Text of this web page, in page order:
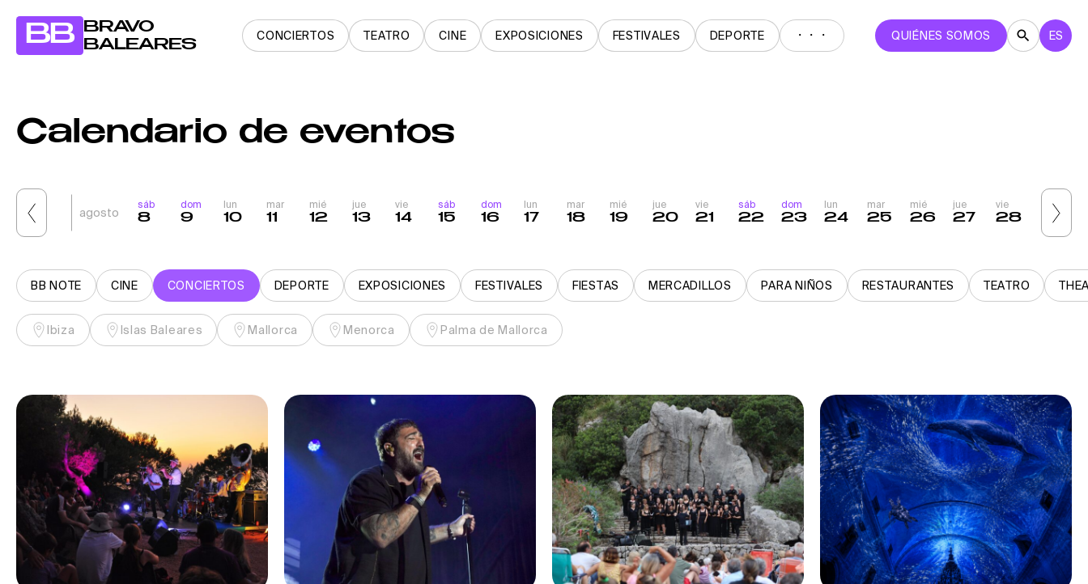
BB
BRAVO
BALEARES
CONCIERTOS TEATRO CINE EXPOSICIONES FESTIVALES DEPORTE ・・・ QUIÉNES SOMOS ES
Calendario de eventos
agosto
sáb
8
dom
9
lun
10
mar
11
mié
12
jue
13
vie
14
sáb
15
dom
16
lun
17
mar
18
mié
19
jue
20
vie
21
sáb
22
dom
23
lun
24
mar
25
mié
26
jue
27
vie
28
sáb
29
BB NOTE CINE CONCIERTOS DEPORTE EXPOSICIONES FESTIVALES FIESTAS MERCADILLOS PARA NIÑOS RESTAURANTES TEATRO
Ibiza Islas Baleares Mallorca Menorca Palma de Mallorca